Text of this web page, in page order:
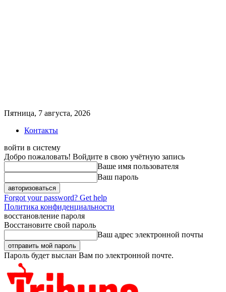
Пятница, 7 августа, 2026
Контакты
войти в систему
Добро пожаловать! Войдите в свою учётную запись
Ваше имя пользователя
Ваш пароль
Forgot your password? Get help
Политика конфиденциальности
восстановление пароля
Восстановите свой пароль
Ваш адрес электронной почты
Пароль будет выслан Вам по электронной почте.